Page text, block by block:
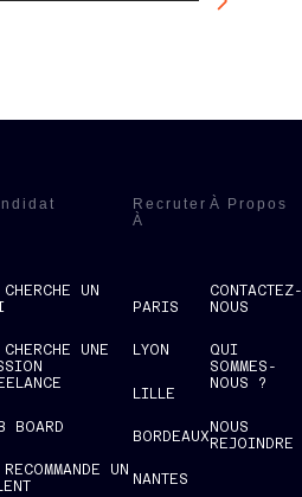
UN
UNE
BOARD
UN
Recruter
À
PARIS
LYON
LILLE
BORDEAUX
NANTES
À Propos
CONTACTEZ-
NOUS
QUI
SOMMES-
NOUS ?
NOUS
REJOINDRE